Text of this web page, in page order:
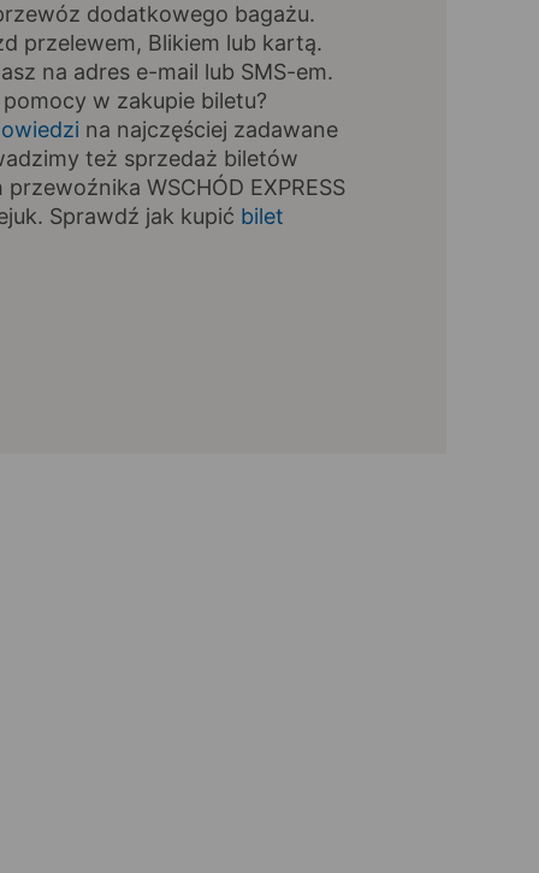
dodatkowego bagażu.
przelewem, Blikiem lub kartą.
na adres e-mail lub SMS-em.
w zakupie biletu?
na najczęściej zadawane
też sprzedaż biletów
WSCHÓD EXPRESS
Sprawdź jak kupić bilet